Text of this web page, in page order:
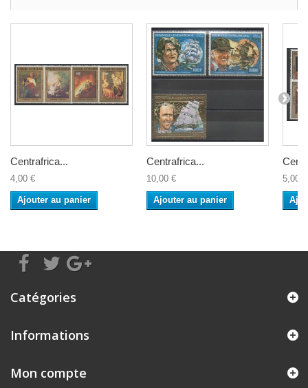
Centrafrica...
4,00 €
Ajouter au panier
Centrafrica...
10,00 €
Ajouter au panier
5,00 €
Catégories
Informations
Mon compte